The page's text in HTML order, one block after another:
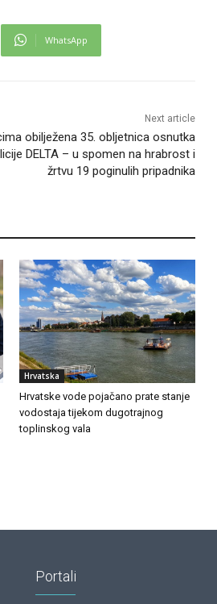
WhatsApp
Next article
obilježena 35. obljetnica osnutka
DELTA – u spomen na hrabrost i
žrtvu 19 poginulih pripadnika
Hrvatska
Hrvatske vode pojačano prate stanje
vodostaja tijekom dugotrajnog
toplinskog vala
Portali